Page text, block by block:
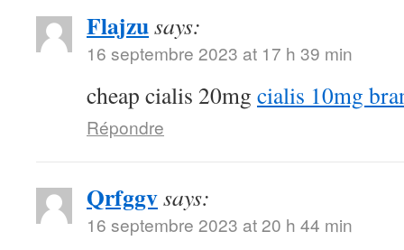
Flajzusays:
16 septembre 2023 at 17 h 39 min
cheap cialis 20mg cialis 10mg
Répondre
Qrfggvsays:
16 septembre 2023 at 20 h 44 min